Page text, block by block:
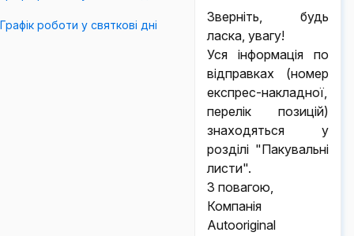
Графік роботи у святкові дні
Зверніть, будь
ласка, увагу!
Уся інформація по
відправках (номер
експрес-накладної,
перелік позицій)
знаходяться у
розділі "Пакувальні
листи".
З повагою,
Компанія
Autooriginal